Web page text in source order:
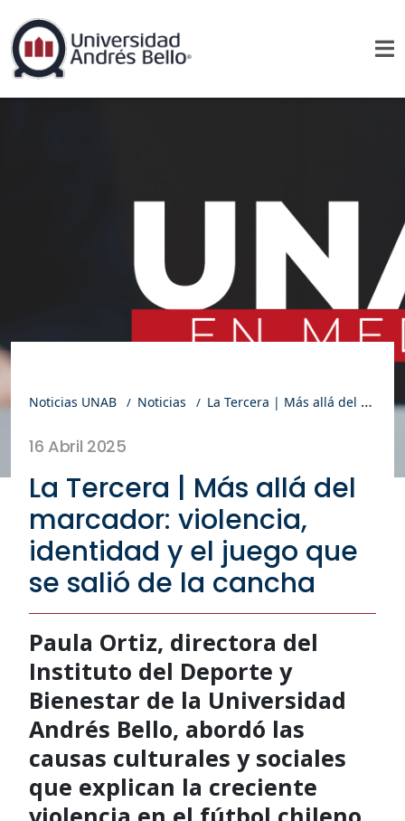
Noticias UNAB Noticias La Tercera | Más allá del marcador: violencia, identidad y el juego que se salió de la cancha
16 Abril 2025
La Tercera | Más allá del
marcador: violencia,
identidad y el juego que
se salió de la cancha
Paula Ortiz, directora del
Instituto del Deporte y
Bienestar de la Universidad
Andrés Bello, abordó las
causas culturales y sociales
que explican la creciente